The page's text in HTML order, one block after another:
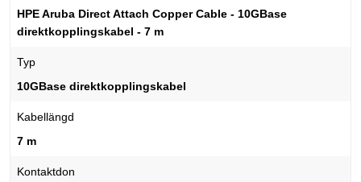
HPE Aruba Direct Attach Copper Cable - 10GBase
direktkopplingskabel - 7 m
Typ
10GBase direktkopplingskabel
Kabellängd
7 m
Kontaktdon